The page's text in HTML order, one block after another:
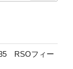
RSOフィー